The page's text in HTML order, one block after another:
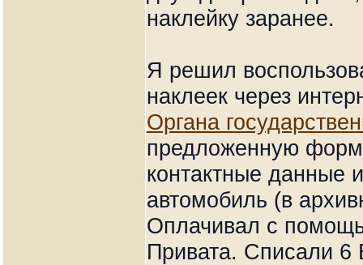
наклейку заранее.
Я решил
наклеек через
Органа
предложенную
контактные данные
автомобиль (в
Оплачивал с
Привата. Списали 6